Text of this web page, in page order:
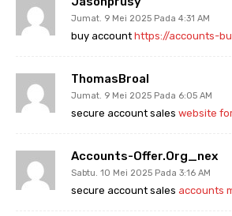
Jumat. 9 Mei 2025 Pada 4:31 AM
buy account https://accounts-
ThomasBroal
Jumat. 9 Mei 2025 Pada 6:05 AM
secure account sales website
Accounts-Offer.org_nex
Sabtu. 10 Mei 2025 Pada 3:16 AM
secure account sales accounts